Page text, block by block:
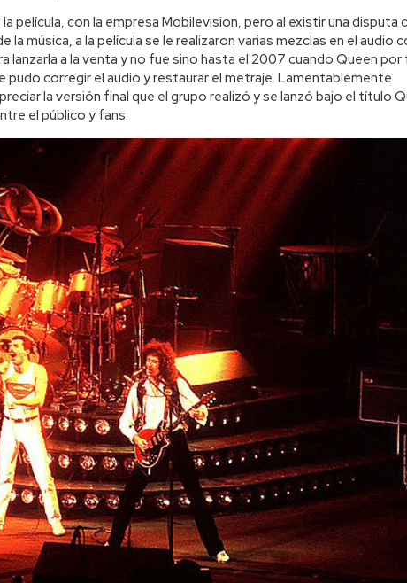
película, con la empresa Mobilevision, pero al existir una disputa
música, a la película se le realizaron varias mezclas en el audio
lanzarla a la venta y no fue sino hasta el 2007 cuando Queen por
pudo corregir el audio y restaurar el metraje. Lamentablemente
la versión final que el grupo realizó y se lanzó bajo el título
el público y fans.